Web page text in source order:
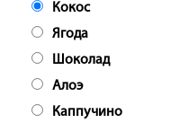
Кокос
Ягода
Шоколад
Алоэ
Каппучино